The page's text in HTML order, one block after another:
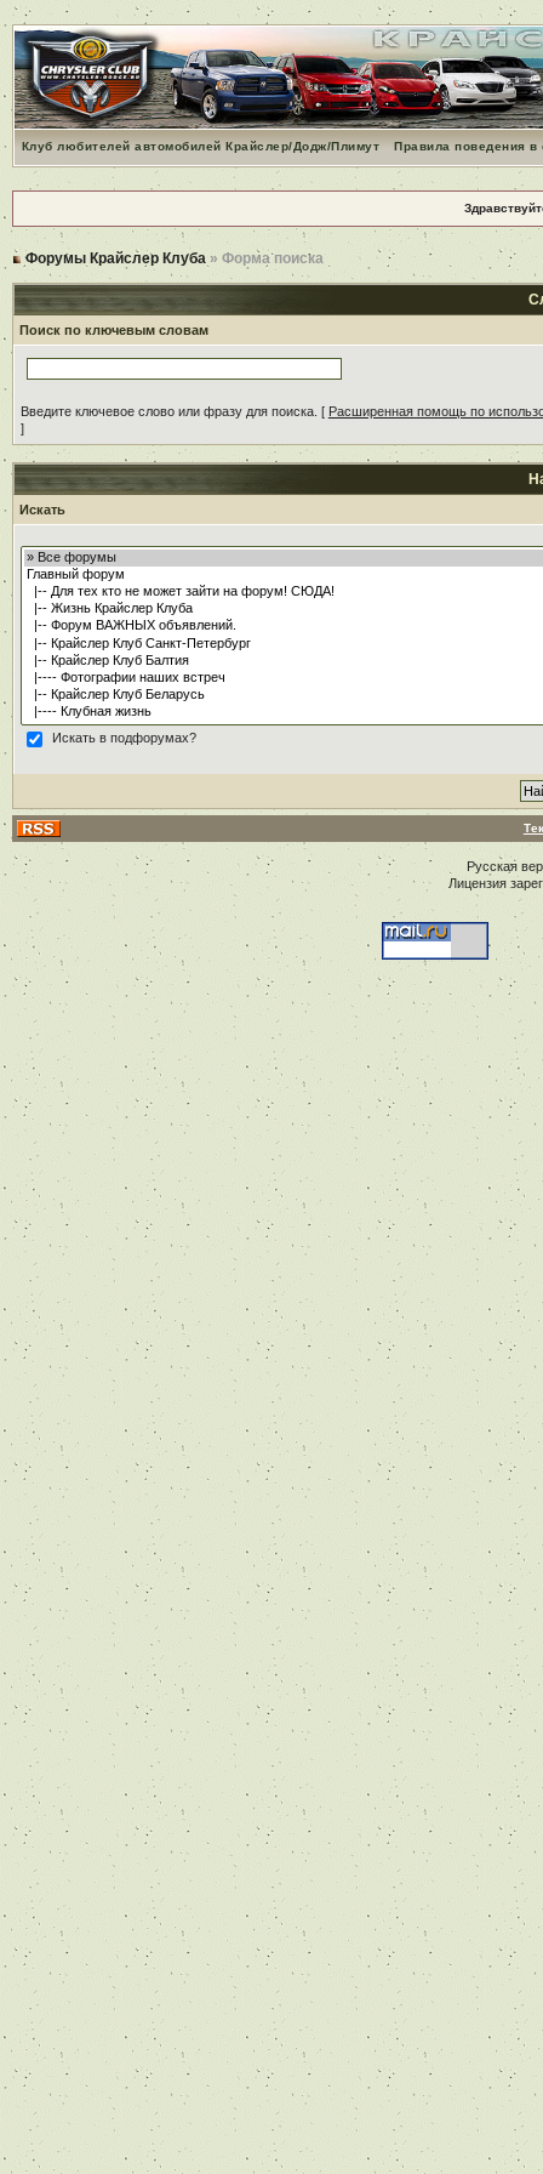
Клуб любителей автомобилей Крайслер/Додж/Плимут Правила поведения
Форумы Крайслер Клуба » Форма поиска
Поиск по ключевым словам
Введите ключевое слово или фразу для поиска. [ Расширенная помощь по
]
Искать
Искать в подфорумах?
Русская
Лицензия